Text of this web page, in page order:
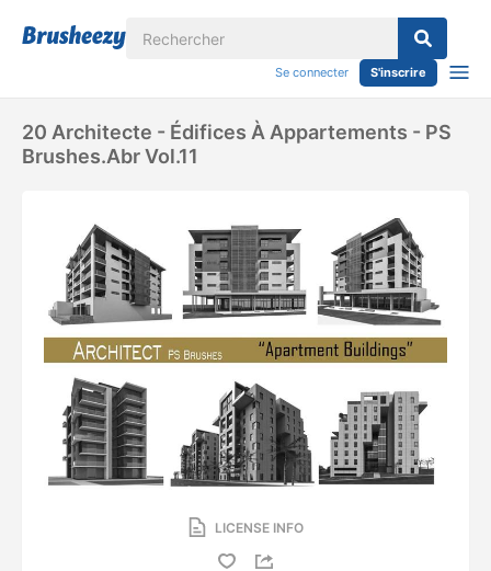
Se connecter S'inscrire
20 Architecte - Édifices À Appartements - PS
Brushes.abr Vol.11
LICENSE INFO